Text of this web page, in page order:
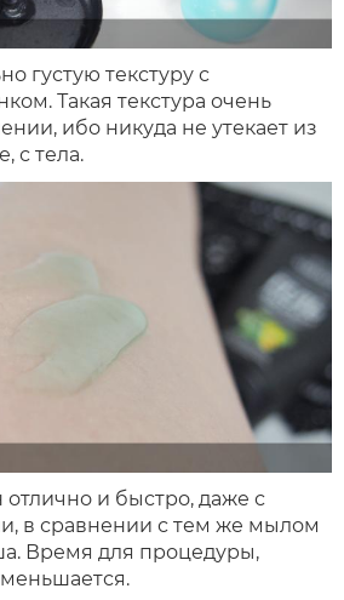
густую текстуру с
Такая текстура очень
ибо никуда не утекает из
с тела.
и быстро, даже с
в сравнении с тем же мылом
Время для процедуры,